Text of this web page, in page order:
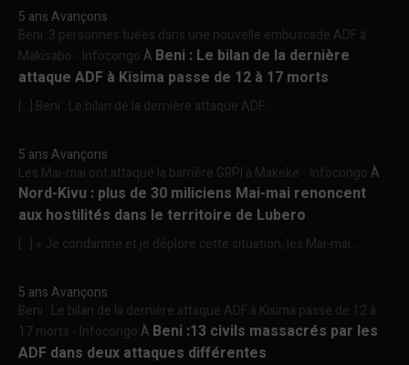
5 ans Avançons
Beni :3 personnes tuées dans une nouvelle embuscade ADF à
Makisabo - InfocongoÀ Beni : Le bilan de la dernière
attaque ADF à Kisima passe de 12 à 17 morts
[…] Beni : Le bilan de la dernière attaque ADF...
5 ans Avançons
Les Mai-mai ont attaqué la barrière GRPI à Makeke - InfocongoÀ
Nord-Kivu : plus de 30 miliciens Mai-mai renoncent
aux hostilités dans le territoire de Lubero
[…] « Je condamne et je déplore cette situation, les Mai-mai...
5 ans Avançons
Beni : Le bilan de la dernière attaque ADF à Kisima passe de 12 à
17 morts - InfocongoÀ Beni :13 civils massacrés par les
ADF dans deux attaques différentes